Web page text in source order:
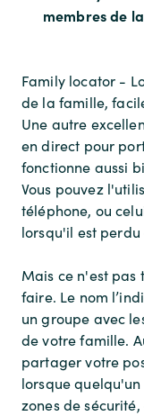
membres de
Family locator -
de la famille,
Une autre
en direct pour
fonctionne aussi
Vous pouvez
téléphone, ou
lorsqu'il est perdu
Mais ce n'est pas
faire. Le nom
un groupe avec
de votre famille.
partager votre
lorsque
zones de